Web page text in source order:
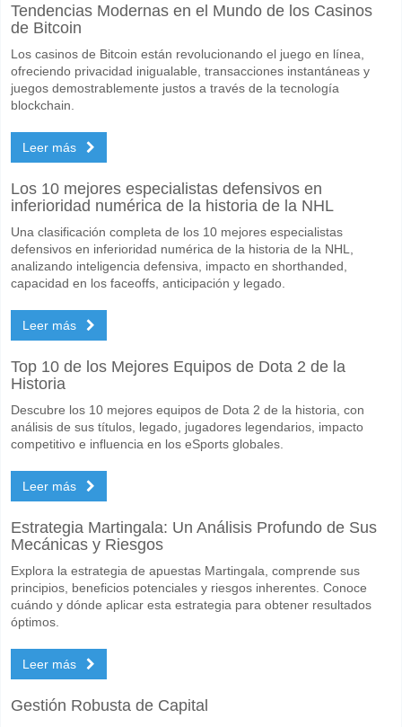
En el lado arriesgado, puede probar el Resultado Correcto de 3-1
Tendencias Modernas en el Mundo de los Casinos
de Bitcoin
Los casinos de Bitcoin están revolucionando el juego en línea,
ofreciendo privacidad inigualable, transacciones instantáneas y
juegos demostrablemente justos a través de la tecnología
blockchain.
Leer más
Los 10 mejores especialistas defensivos en
inferioridad numérica de la historia de la NHL
Una clasificación completa de los 10 mejores especialistas
defensivos en inferioridad numérica de la historia de la NHL,
analizando inteligencia defensiva, impacto en shorthanded,
capacidad en los faceoffs, anticipación y legado.
Leer más
Top 10 de los Mejores Equipos de Dota 2 de la
Historia
Descubre los 10 mejores equipos de Dota 2 de la historia, con
análisis de sus títulos, legado, jugadores legendarios, impacto
competitivo e influencia en los eSports globales.
Leer más
Estrategia Martingala: Un Análisis Profundo de Sus
Mecánicas y Riesgos
Explora la estrategia de apuestas Martingala, comprende sus
principios, beneficios potenciales y riesgos inherentes. Conoce
cuándo y dónde aplicar esta estrategia para obtener resultados
óptimos.
Leer más
Gestión Robusta de Capital